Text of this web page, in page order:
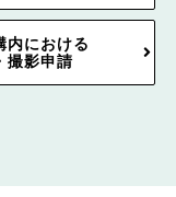
内における
撮影申請